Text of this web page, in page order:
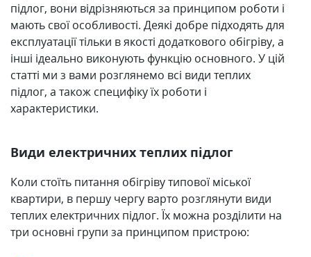
підлог, вони відрізняються за принципом роботи і
мають свої особливості. Деякі добре підходять для
експлуатації тільки в якості додаткового обігріву, а
інші ідеально виконують функцію основного. У цій
статті ми з вами розглянемо всі види теплих
підлог, а також специфіку їх роботи і
характеристики.
Види електричних теплих підлог
Коли стоїть питання обігріву типової міської
квартири, в першу чергу варто розглянути види
теплих електричних підлог. Їх можна розділити на
три основні групи за принципом пристрою: